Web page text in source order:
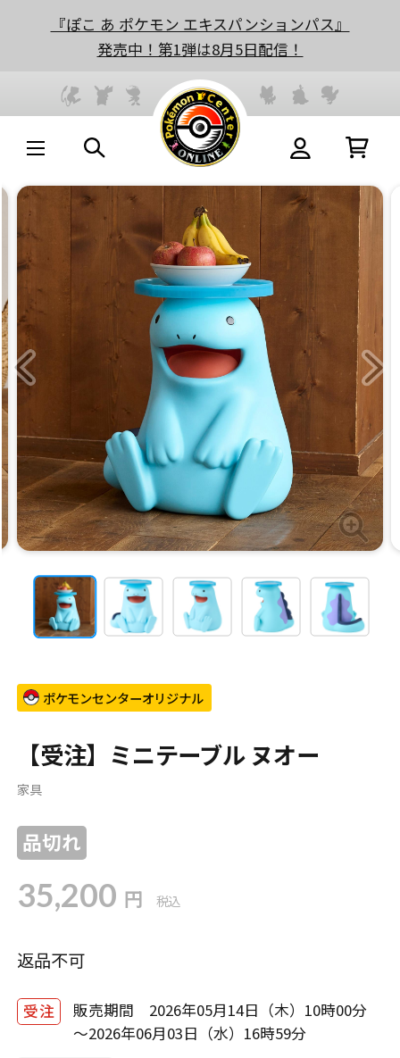
『ぽこ あ ポケモン エキスパンションパス』
発売中！第1弾は8月5日配信！
ポケモンセンターオリジナル
【受注】ミニテーブル ヌオー
家具
品切れ
35,200 円 税込
返品不可
受注
販売期間 2026年05月14日（木）10時00分
～2026年06月03日（水）16時59分